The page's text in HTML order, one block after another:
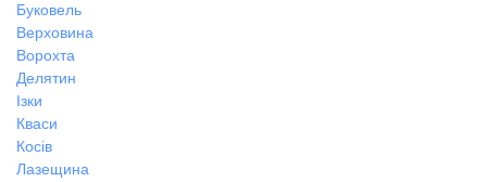
Буковель
Верховина
Ворохта
Делятин
Ізки
Кваси
Косів
Лазещина